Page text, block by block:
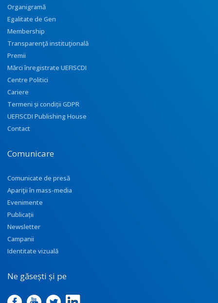
Organigramă
Egalitate de Gen
Membership
Transparenţă instituţională
Premii
Mărci înregistrate UEFISCDI
Centre Politici
Cariere
Termeni și condiții GDPR
UEFISCDI Publishing House
Contact
Comunicare
Comunicate de presă
Apariţii în mass-media
Evenimente
Publicații
Newsletter
Campanii
Identitate vizuală
Ne găsești și pe